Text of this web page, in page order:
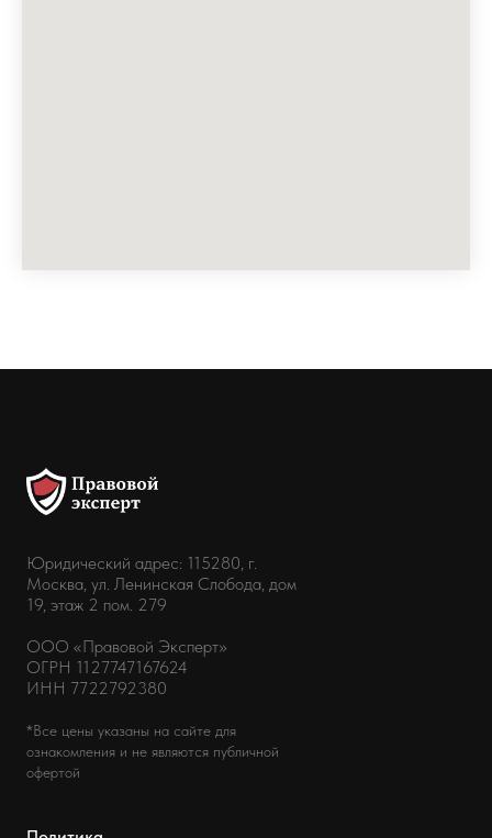
Юридический адрес: 115280, г.
Москва, ул. Ленинская Слобода, дом
19, этаж 2 пом. 279
ООО «Правовой Эксперт»
ОГРН 1127747167624
ИНН 7722792380
*Все цены указаны на сайте для
ознакомления и не являются публичной
офертой